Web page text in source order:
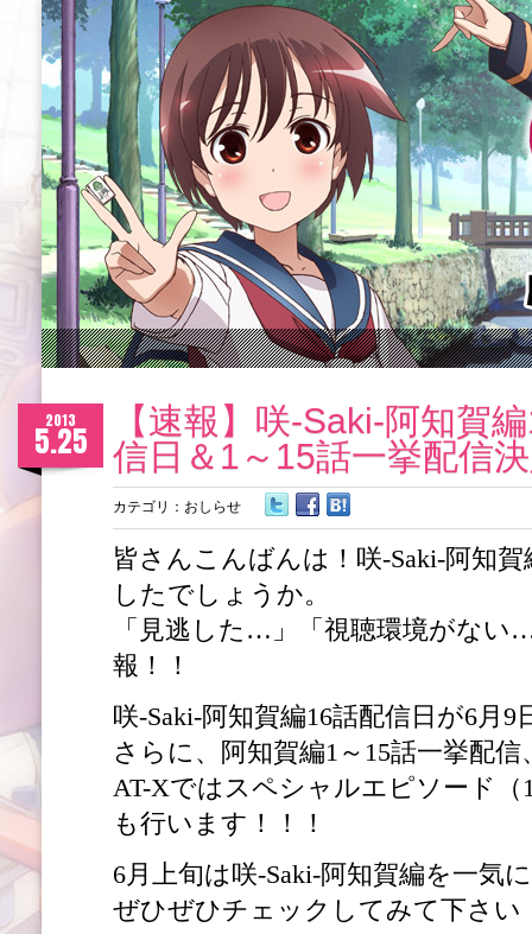
【速報】咲-Saki-阿知賀
信日＆1～15話一挙配信
2013
5.25
カテゴリ： おしらせ
皆さんこんばんは！咲-Saki-阿知
したでしょうか。
「見逃した…」「視聴環境がない
報！！
咲-Saki-阿知賀編16話配信日が6月
さらに、阿知賀編1～15話一挙配
AT-Xではスペシャルエピソード（
も行います！！！
6月上旬は咲-Saki-阿知賀編を一気
ぜひぜひチェックしてみて下さい